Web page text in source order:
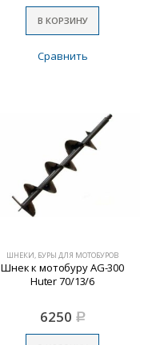
В КОРЗИНУ
Сравнить
ШНЕКИ, БУРЫ ДЛЯ МОТОБУРОВ
Шнек к мотобуру AG-300
Huter 70/13/6
6250 Р